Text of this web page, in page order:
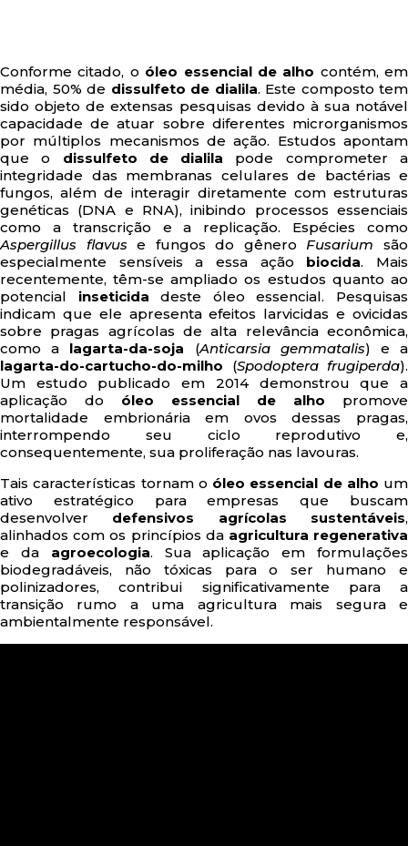
Conforme citado, o óleo essencial de alho contém, em
média, 50% de dissulfeto de dialila. Este composto tem
sido objeto de extensas pesquisas devido à sua notável
capacidade de atuar sobre diferentes microrganismos
por múltiplos mecanismos de ação. Estudos apontam
que o dissulfeto de dialila pode comprometer a
integridade das membranas celulares de bactérias e
fungos, além de interagir diretamente com estruturas
genéticas (DNA e RNA), inibindo processos essenciais
como a transcrição e a replicação. Espécies como
Aspergillus flavus e fungos do gêneroFusarium são
especialmente sensíveis a essa ação biocida. Mais
recentemente, têm-se ampliado os estudos quanto ao
potencial inseticida deste óleo essencial. Pesquisas
indicam que ele apresenta efeitos larvicidas e ovicidas
sobre pragas agrícolas de alta relevância econômica,
como a lagarta-da-soja (Anticarsia gemmatalis) e a
lagarta-do-cartucho-do-milho (Spodoptera frugiperda).
Um estudo publicado em 2014 demonstrou que a
aplicação do óleo essencial de alho promove
mortalidade embrionária em ovos dessas pragas,
interrompendo seu ciclo reprodutivo e,
consequentemente, sua proliferação nas lavouras.
Tais características tornam o óleo essencial de alho um
ativo estratégico para empresas que buscam
desenvolver defensivos agrícolas sustentáveis,
alinhados com os princípios da agricultura regenerativa
e da agroecologia. Sua aplicação em formulações
biodegradáveis, não tóxicas para o ser humano e
polinizadores, contribui significativamente para a
transição rumo a uma agricultura mais segura e
ambientalmente responsável.